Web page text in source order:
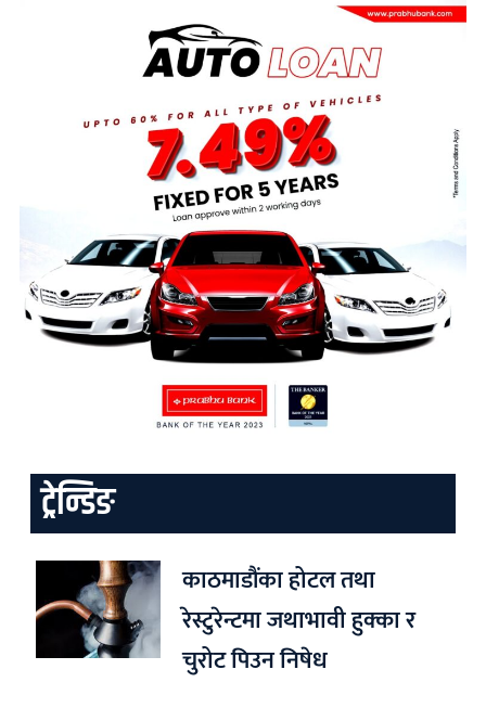
ट्रेन्डिङ
काठमाडौंका होटल तथा
रेस्टुरेन्टमा जथाभावी हुक्का र
चुरोट पिउन निषेध